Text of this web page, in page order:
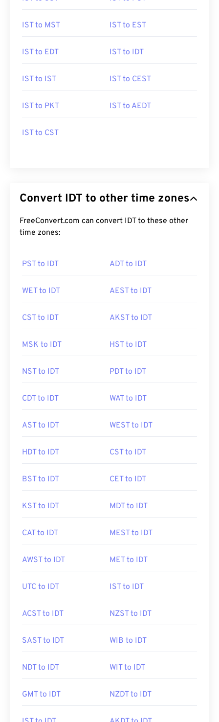
IST to MST IST to EST
IST to EDT IST to IDT
IST to IST IST to CEST
IST to PKT IST to AEDT
IST to CST
Convert IDT to other time zones
FreeConvert.com can convert IDT to these other
time zones:
PST to IDT ADT to IDT
WET to IDT AEST to IDT
CST to IDT AKST to IDT
MSK to IDT HST to IDT
NST to IDT PDT to IDT
CDT to IDT WAT to IDT
AST to IDT WEST to IDT
HDT to IDT CST to IDT
BST to IDT CET to IDT
KST to IDT MDT to IDT
CAT to IDT MEST to IDT
AWST to IDT MET to IDT
UTC to IDT IST to IDT
ACST to IDT NZST to IDT
SAST to IDT WIB to IDT
NDT to IDT WIT to IDT
GMT to IDT NZDT to IDT